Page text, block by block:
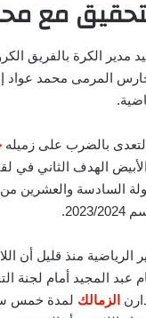
مع
مدير الكرة بالفريق
المرمى محمد عواد
بالضرب على زميله
الهدف الثاني في
السادسة والعشرين
الرياضية منذ قليل أن
عبد المجيد أمام لجنة
الزمالك لمدة خمس